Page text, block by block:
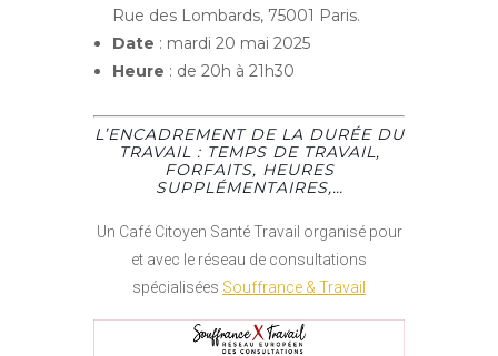
Rue des Lombards, 75001 Paris.
Date : mardi 20 mai 2025
Heure : de 20h à 21h30
L’ENCADREMENT DE LA DURÉE DU
TRAVAIL : TEMPS DE TRAVAIL,
FORFAITS, HEURES
SUPPLÉMENTAIRES,…
Un Café Citoyen Santé Travail organisé pour
et avec le réseau de consultations
spécialisées Souffrance & Travail